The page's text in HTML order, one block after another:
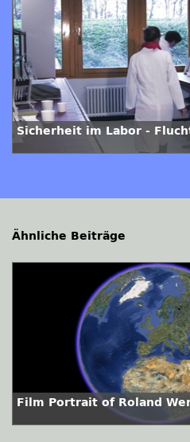
Sicherheit im Labor -
Ähnliche Beiträge
Film Portrait of Roland